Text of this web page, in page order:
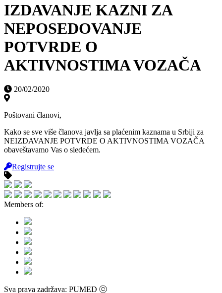
IZDAVANJE KAZNI ZA
NEPOSEDOVANJE
POTVRDE O
AKTIVNOSTIMA VOZAČA
20/02/2020
Poštovani članovi,
Kako se sve više članova javlja sa plaćenim kaznama u Srbiji za
NEIZDAVANJE POTVRDE O AKTIVNOSTIMA VOZAČA
obaveštavamo Vas o sledećem.
Registrujte se
Members of:
Sva prava zadržava: PUMED ⓒ